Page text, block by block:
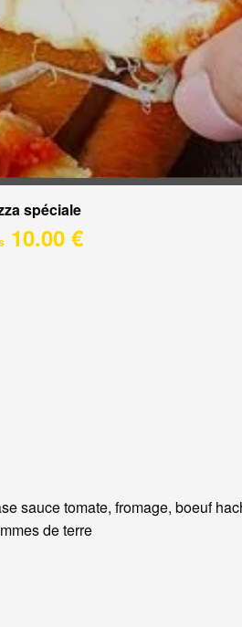
spéciale
10.00 €
sauce tomate, fromage, boeuf
de terre